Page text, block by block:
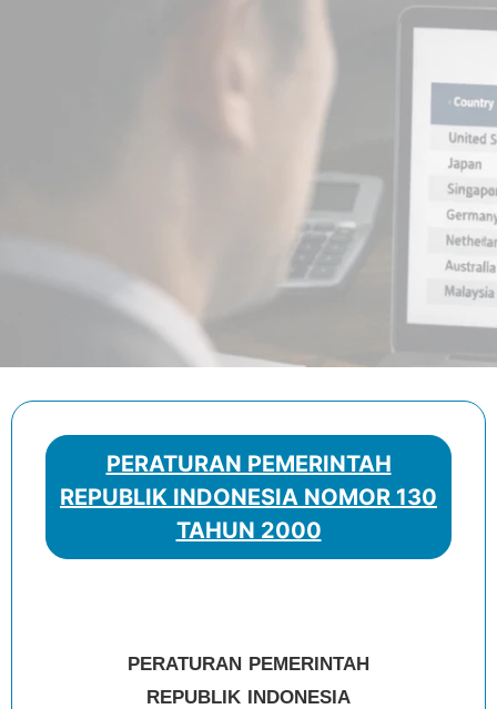
PERATURAN PEMERINTAH
REPUBLIK INDONESIA NOMOR 130
TAHUN 2000
PERATURAN PEMERINTAH
REPUBLIK INDONESIA